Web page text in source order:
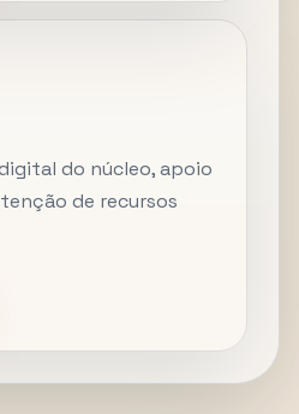
do núcleo, apoio
de recursos